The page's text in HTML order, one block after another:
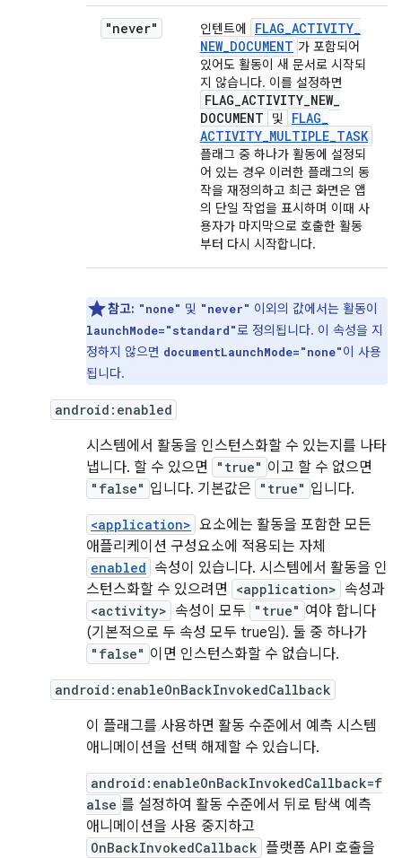
"never" 인텐트에 FLAG_ACTIVITY_
NEW_DOCUMENT 가 포함되어
있어도 활동이 새 문서로 시작되
지 않습니다. 이를 설정하면
FLAG_ACTIVITY_NEW_
DOCUMENT
및 FLAG_
ACTIVITY_MULTIPLE_TASK
플래그 중 하나가 활동에 설정되
어 있는 경우 이러한 플래그의 동
작을 재정의하고 최근 화면은 앱
의 단일 작업을 표시하며 이때 사
용자가 마지막으로 호출한 활동
부터 다시 시작합니다.
참고: "none" 및 "never" 이외의 값에서는 활동이
launchMode="standard"로 정의됩니다. 이 속성을 지
정하지 않으면 documentLaunchMode="none"이 사용
됩니다.
android:enabled
시스템에서 활동을 인스턴스화할 수 있는지를 나타
냅니다. 할 수 있으면
"true" 이고 할 수 없으면
"false" 입니다. 기본값은 "true" 입니다.
<application> 요소에는 활동을 포함한 모든
애플리케이션 구성요소에 적용되는 자체
enabled 속성이 있습니다. 시스템에서 활동을 인
스턴스화할 수 있으려면
<application> 속성과
<activity> 속성이 모두 "true" 여야 합니다
(기본적으로 두 속성 모두 true임). 둘 중 하나가
"false" 이면 인스턴스화할 수 없습니다.
android:enableOnBackInvokedCallback
이 플래그를 사용하면 활동 수준에서 예측 시스템
애니메이션을 선택 해제할 수 있습니다.
android:enableOnBackInvokedCallback=f
alse 를 설정하여 활동 수준에서 뒤로 탐색 예측
애니메이션을 사용 중지하고
OnBackInvokedCallback 플랫폼 API 호출을